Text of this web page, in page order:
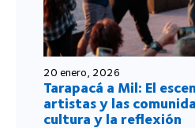
20 enero, 2026
Tarapacá a Mil: El
artistas y las
cultura y la reflexión